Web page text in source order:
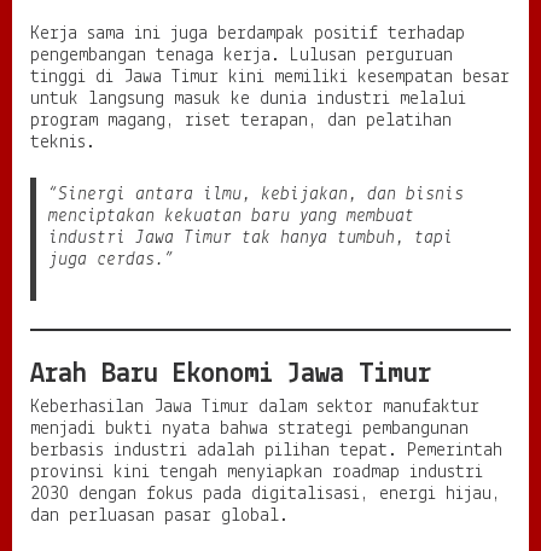
Kerja sama ini juga berdampak positif terhadap
pengembangan tenaga kerja. Lulusan perguruan
tinggi di Jawa Timur kini memiliki kesempatan besar
untuk langsung masuk ke dunia industri melalui
program magang, riset terapan, dan pelatihan
teknis.
“Sinergi antara ilmu, kebijakan, dan bisnis
menciptakan kekuatan baru yang membuat
industri Jawa Timur tak hanya tumbuh, tapi
juga cerdas.”
Arah Baru Ekonomi Jawa Timur
Keberhasilan Jawa Timur dalam sektor manufaktur
menjadi bukti nyata bahwa strategi pembangunan
berbasis industri adalah pilihan tepat. Pemerintah
provinsi kini tengah menyiapkan roadmap industri
2030 dengan fokus pada digitalisasi, energi hijau,
dan perluasan pasar global.